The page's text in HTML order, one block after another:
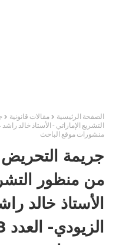
الصفحة الرئيسية مقالات قانونية
منشورات موقع الباحث
جريمة التحريض
من منظور
الأستاذ خالد